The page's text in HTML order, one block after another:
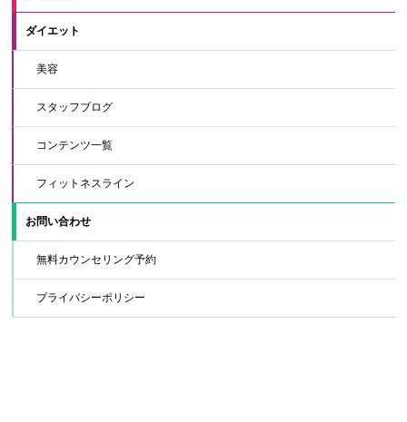
ダイエット
美容
スタッフブログ
コンテンツ一覧
フィットネスライン
お問い合わせ
無料カウンセリング予約
プライバシーポリシー